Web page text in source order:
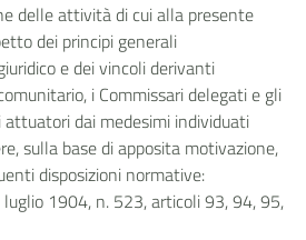
delle attività di cui alla presente
dei principi generali
e dei vincoli derivanti
i Commissari delegati e gli
dai medesimi individuati
sulla base di apposita motivazione,
disposizioni normative:
1904, n. 523, articoli 93, 94, 95,